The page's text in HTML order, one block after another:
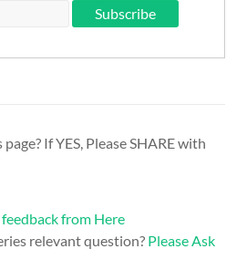
If YES, Please SHARE with
from Here
relevant question? Please Ask